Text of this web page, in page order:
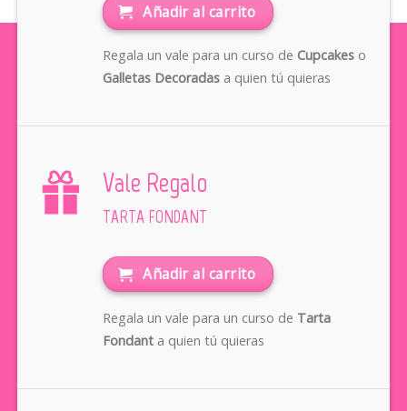
Añadir al carrito
Regala un vale para un curso de Cupcakeso
Galletas Decoradasa quien tú quieras
Vale Regalo
TARTA FONDANT
Añadir al carrito
Regala un vale para un curso de Tarta
Fondanta quien tú quieras